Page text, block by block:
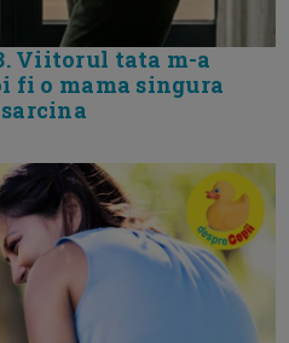
Viitorul tata m-a
fi o mama singura